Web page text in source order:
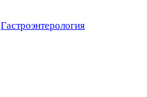
Гастроэнтерология